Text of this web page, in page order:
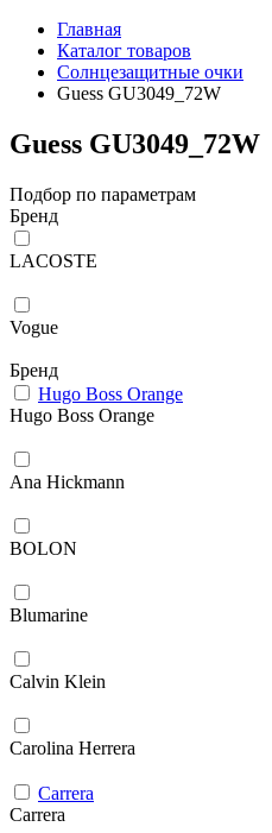
Главная
Каталог товаров
Солнцезащитные очки
Guess GU3049_72W
Guess GU3049_72W
Подбор по параметрам
Бренд
LACOSTE
Vogue
Бренд
Hugo Boss Orange
Hugo Boss Orange
Ana Hickmann
BOLON
Blumarine
Calvin Klein
Carolina Herrera
Carrera
Carrera